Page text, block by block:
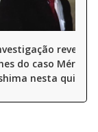
revela
do caso Mércia
nesta quinta